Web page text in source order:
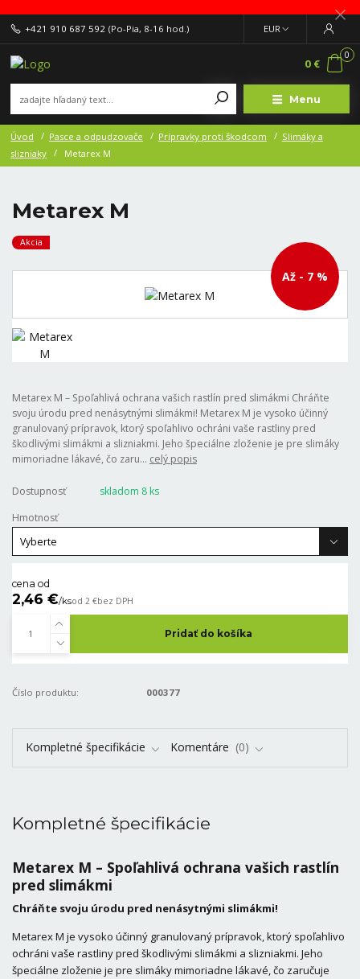
Menu
EUR
+421 910 687 592 (Po-Pia, 8-16 hod.)
0
0 €
Úvod Pasce a odpudzovače Prípravky proti škodcom
Slimáky a
slizniaky
Metarex M
Metarex M
Akcia
Až - 7 %
Metarex M – Spoľahlivá ochrana vašich rastlín pred slimákmi Chráňte
svoju úrodu pred nenásytnými slimákmi! Metarex M je vysoko účinný
granulovaný prípravok, ktorý spoľahlivo ochráni vaše rastliny pred
škodlivými slimákmi a slizniakmi. Jeho špeciálne zloženie je pre slimáky
mimoriadne lákavé, čo zaru... celý popis
Dostupnosť
skladom 8 ks
Hmotnosť
cena od
2,46 €/ksod 2 €bez DPH
Pridať do košíka
Číslo produktu: 000377
Kompletné špecifikácie Komentáre 0
Kompletné špecifikácie
Metarex M – Spoľahlivá ochrana vašich rastlín
pred slimákmi
Chráňte svoju úrodu pred nenásytnými slimákmi!
Metarex M je vysoko účinný granulovaný prípravok, ktorý spoľahlivo
ochráni vaše rastliny pred škodlivými slimákmi a slizniakmi. Jeho
špeciálne zloženie je pre slimáky mimoriadne lákavé, čo zaručuje